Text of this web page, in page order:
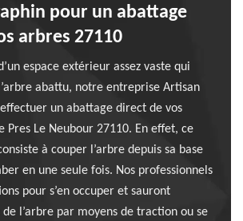
pour un abattage
arbres 27110
espace extérieur assez vaste qui
abattu, notre entreprise Artisan
un abattage direct de vos
Pres Le Neubour 27110. En effet, ce
à couper l’arbre depuis sa base
en une seule fois. Nos professionnels
pour s’en occuper et sauront
l’arbre par moyens de traction ou se